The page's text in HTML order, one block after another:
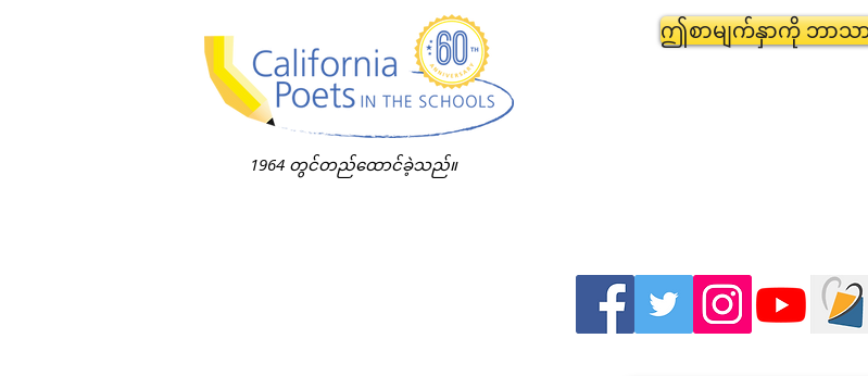
1964 တွင်တည်ထောင်ခဲ့သည်။
ဤစာမျက်နှာကို ဘာသာ